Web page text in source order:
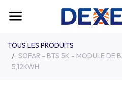
TOUS LES PRODUITS
SOFAR - BTS 5K - MODULE DE
5,12KWH